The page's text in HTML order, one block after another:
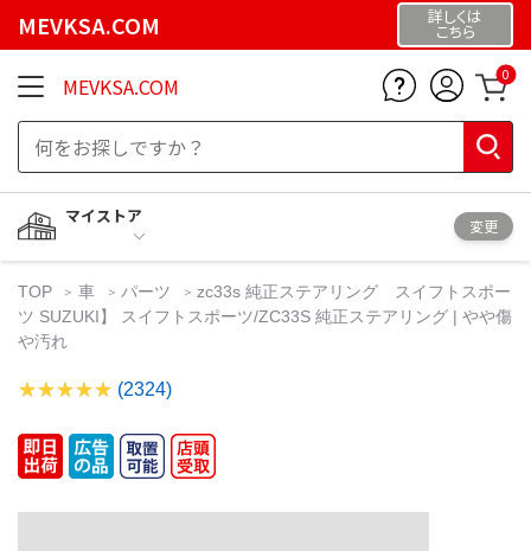
MEVKSA.COM 詳しくは
こちら
MEVKSA.COM 0
マイストア
変更
TOP 車 パーツ
zc33s 純正ステアリング スイフトスポー
ツ SUZUKI】 スイフトスポーツ/ZC33S 純正ステアリング | やや傷
や汚れ
(2324)